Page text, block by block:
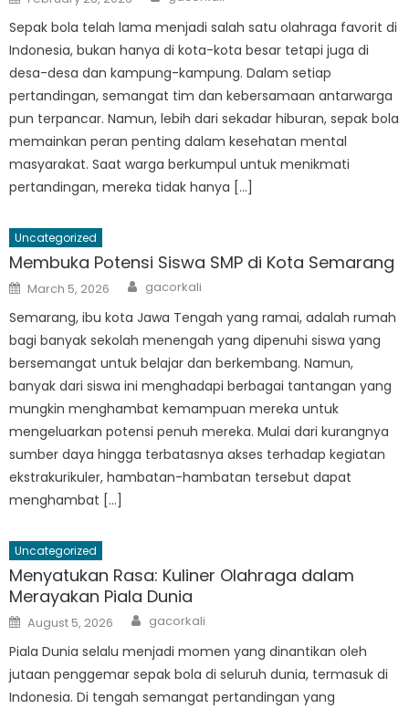
on
Sepak bola telah lama menjadi salah satu olahraga favorit di
Indonesia, bukan hanya di kota-kota besar tetapi juga di
desa-desa dan kampung-kampung. Dalam setiap
pertandingan, semangat tim dan kebersamaan antarwarga
pun terpancar. Namun, lebih dari sekadar hiburan, sepak bola
memainkan peran penting dalam kesehatan mental
masyarakat. Saat warga berkumpul untuk menikmati
pertandingan, mereka tidak hanya […]
Uncategorized
Membuka Potensi Siswa SMP di Kota Semarang
Posted
on
March 5, 2026 Author
gacorkali
Semarang, ibu kota Jawa Tengah yang ramai, adalah rumah
bagi banyak sekolah menengah yang dipenuhi siswa yang
bersemangat untuk belajar dan berkembang. Namun,
banyak dari siswa ini menghadapi berbagai tantangan yang
mungkin menghambat kemampuan mereka untuk
mengeluarkan potensi penuh mereka. Mulai dari kurangnya
sumber daya hingga terbatasnya akses terhadap kegiatan
ekstrakurikuler, hambatan-hambatan tersebut dapat
menghambat […]
Uncategorized
Menyatukan Rasa: Kuliner Olahraga dalam
Merayakan Piala Dunia
Posted
on
August 5, 2026 Author
gacorkali
Piala Dunia selalu menjadi momen yang dinantikan oleh
jutaan penggemar sepak bola di seluruh dunia, termasuk di
Indonesia. Di tengah semangat pertandingan yang